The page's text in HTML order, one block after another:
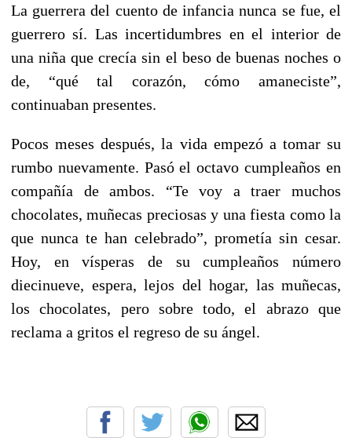
La guerrera del cuento de infancia nunca se fue, el
guerrero sí. Las incertidumbres en el interior de
una niña que crecía sin el beso de buenas noches o
de, “qué tal corazón, cómo amaneciste”,
continuaban presentes.
Pocos meses después, la vida empezó a tomar su
rumbo nuevamente. Pasó el octavo cumpleaños en
compañía de ambos. “Te voy a traer muchos
chocolates, muñecas preciosas y una fiesta como la
que nunca te han celebrado”, prometía sin cesar.
Hoy, en vísperas de su cumpleaños número
diecinueve, espera, lejos del hogar, las muñecas,
los chocolates, pero sobre todo, el abrazo que
reclama a gritos el regreso de su ángel.